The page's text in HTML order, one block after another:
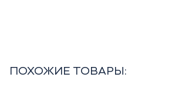
ПОХОЖИЕ ТОВАРЫ: